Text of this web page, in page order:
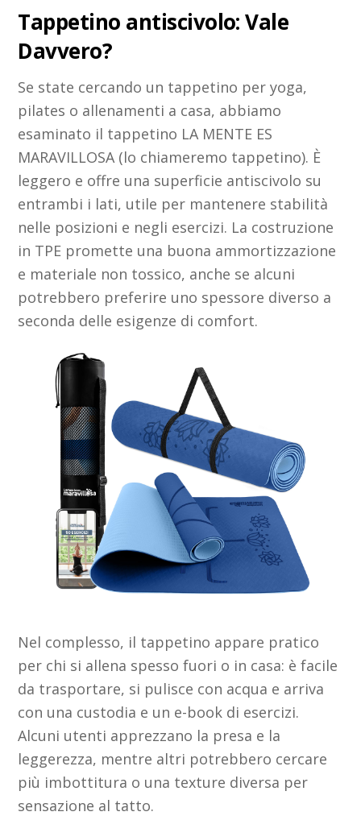
Tappetino antiscivolo: Vale
Davvero?
Se state cercando un tappetino per yoga,
pilates o allenamenti a casa, abbiamo
esaminato il tappetino LA MENTE ES
MARAVILLOSA (lo chiameremo tappetino). È
leggero e offre una superficie antiscivolo su
entrambi i lati, utile per mantenere stabilità
nelle posizioni e negli esercizi. La costruzione
in TPE promette una buona ammortizzazione
e materiale non tossico, anche se alcuni
potrebbero preferire uno spessore diverso a
seconda delle esigenze di comfort.
Nel complesso, il tappetino appare pratico
per chi si allena spesso fuori o in casa: è facile
da trasportare, si pulisce con acqua e arriva
con una custodia e un e-book di esercizi.
Alcuni utenti apprezzano la presa e la
leggerezza, mentre altri potrebbero cercare
più imbottitura o una texture diversa per
sensazione al tatto.